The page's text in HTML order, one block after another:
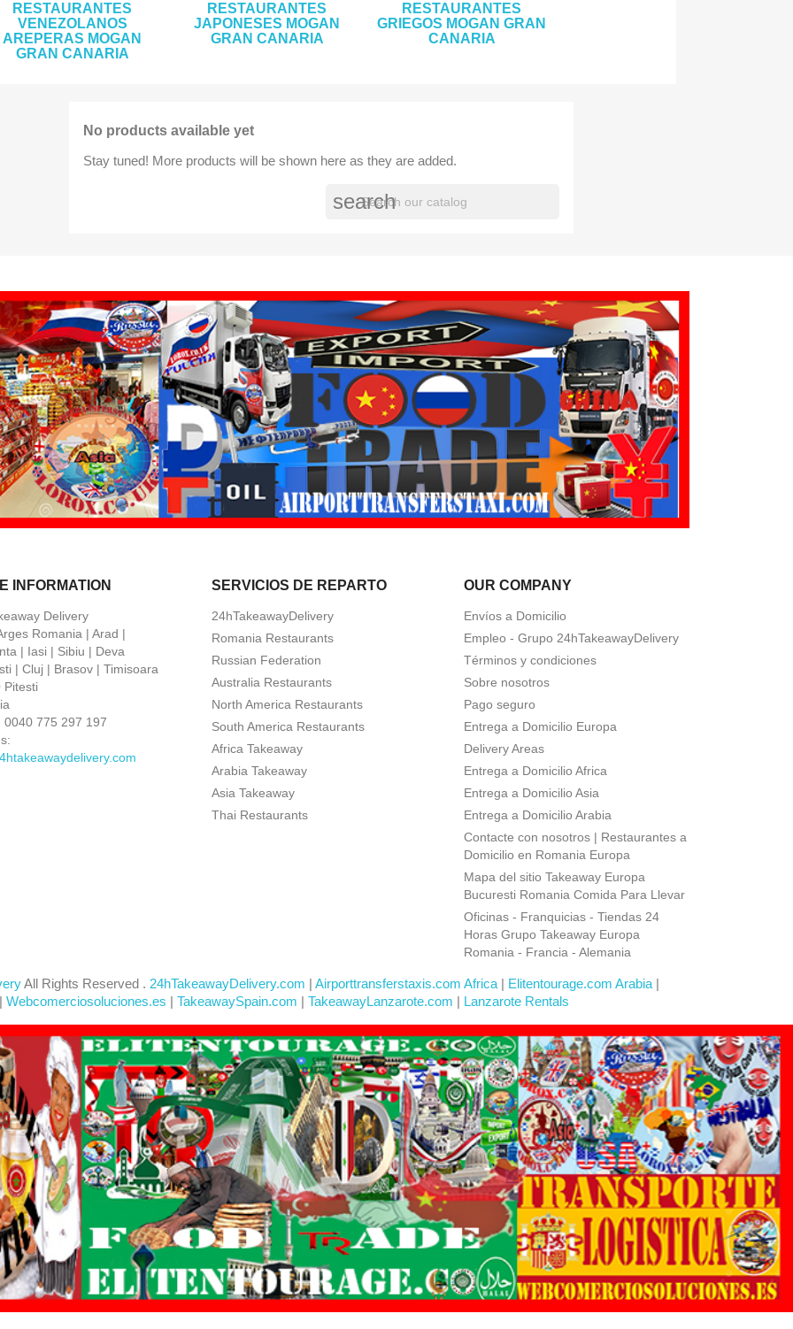
RESTAURANTES
VENEZOLANOS
AREPERAS MOGAN
GRAN CANARIA
RESTAURANTES
JAPONESES MOGAN
GRAN CANARIA
RESTAURANTES
GRIEGOS MOGAN GRAN
CANARIA
No products available yet
Stay tuned! More products will be shown here as they are added.
search
INFORMATION
Delivery
Romania | Arad |
| Iasi | Sibiu | Deva
| Cluj | Brasov | Timisoara
Pitesti
0040 775 297 197
SERVICIOS DE REPARTO
24hTakeawayDelivery
Romania Restaurants
Russian Federation
Australia Restaurants
North America Restaurants
South America Restaurants
Africa Takeaway
Arabia Takeaway
Asia Takeaway
Thai Restaurants
OUR COMPANY
Envíos a Domicilio
Empleo - Grupo 24hTakeawayDelivery
Términos y condiciones
Sobre nosotros
Pago seguro
Entrega a Domicilio Europa
Delivery Areas
Entrega a Domicilio Africa
Entrega a Domicilio Asia
Entrega a Domicilio Arabia
Contacte con nosotros | Restaurantes a
Domicilio en Romania Europa
Mapa del sitio Takeaway Europa
Bucuresti Romania Comida Para Llevar
Oficinas - Franquicias - Tiendas 24
Horas Grupo Takeaway Europa
Romania - Francia - Alemania
All Rights Reserved . 24hTakeawayDelivery.com | Airporttransferstaxis.com Africa| Elitentourage.com Arabia|
Webcomerciosoluciones.es | TakeawaySpain.com | TakeawayLanzarote.com | Lanzarote Rentals